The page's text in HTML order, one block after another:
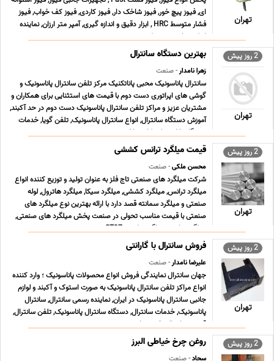
تهران
ای, فیوز پیچ خور, فیوز شاخک دار, فیوز کاردی, فیوز کف خواب, فیوز
فشار متوسط HRC , ابزار دقیق و اندازه گیری, آمپر متر ارزان, نماینده
اینکودر, اینورتر, ‎پروژکت ... ...
2 روز پیش
تهران
بهترین دستگاه سانترال
زهرا نامدار- صنعت
سانترال پاناسونیک محبی پاناتکنیک مرکز تلفن سانترال پاناسونیک و
گوشی های اپراتوری دست دوم با قیمت های استثنایی برای همکاران و
مشتریان عزیز و مراکز تلفن سانترال پاناسونیک دست دوم در حد آکبند,
آموزش دستگاه سانترال, انواع سانترال پاناسونیک, تلفن گویا, خدمات
دستگاه پاناسونیک, کارت تلف ... ...
2 روز پیش
تهران
قیمت میلگرد ترانس کششی
محسن ملکی- صنعت
شرکت میلگرد های صنعتی تاج فلز به عنوان تولید و توزیع کننده انواع
میلگرد ترانس, میلگرد کششی, میلگرد سیکا, میلگرد هاترول, لوله
صنعتی و میلگرد سمانته قصد دارد با ارائه بهترین نوع میلگرد های
صنعتی با قیمت مناسب تحولی در صنعت پخش میلگرد های صنعتی,
میلگرد ترانس, میلگرد ترانسی ST37 , می ... ...
2 روز پیش
تهران
فروش سانترال با گارانتی
علیرضا نامدار- صنعت
جهان سانترال نمایندگی فروش انواع محصولات پاناسونیک ؛ وارد کننده
انواع مراکز تلفن سانترال پاناسونیک به صورت استوک و آکبند و لوازم
جانبی سانترال پاناسونیک در ایران, نماینده رسمی سانترال, سانترال
پاناسونیک, خدمات سانترال, دستگاه سانترال پاناسونیک, تلفن سانترال,
قیمت سانترال, خرید سا ... ...
2 روز پیش روغن چرخ خیاطی البرز
سجاد- صنعت